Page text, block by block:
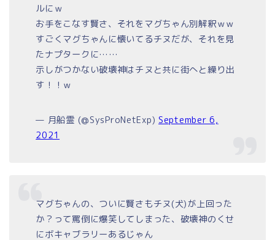
ルにｗ
お手をこなす賢さ、それをマグちゃん別解釈ｗｗ
すごくマグちゃんに懐いてるチヌだが、それを見
たナプタークに……
示しがつかない破壊神はチヌと共に街へと繰り出
す！！ｗ
— 月船霊 (@SysProNetExp)September 6,
2021
マグちゃんの、ついに賢さもチヌ(犬)が上回った
か？って罵倒に爆笑してしまった、破壊神のくせ
にボキャブラリーあるじゃん